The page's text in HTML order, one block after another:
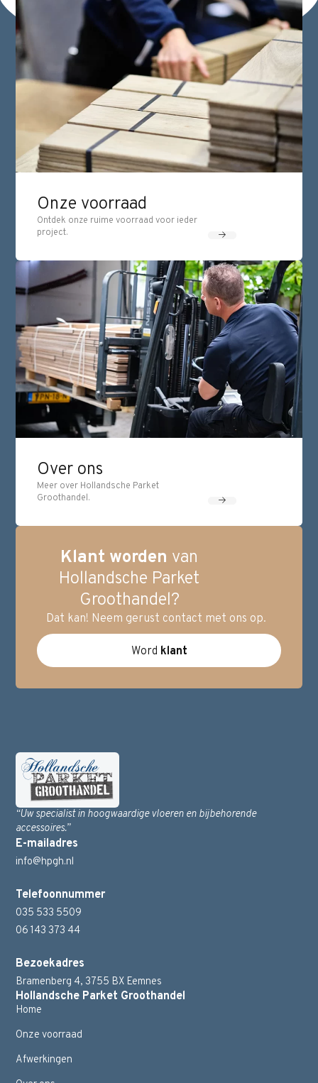
Onze voorraad
Ontdek onze ruime voorraad voor ieder
project.
Over ons
Meer over Hollandsche Parket
Groothandel.
Klant worden van
Hollandsche Parket
Groothandel?
Dat kan! Neem gerust contact met ons op.
Word klant
“Uw specialist in hoogwaardige vloeren en bijbehorende
accessoires.”
E-mailadres
info@hpgh.nl
Telefoonnummer
035 533 5509
06 143 373 44
Bezoekadres
Bramenberg 4, 3755 BX Eemnes
Hollandsche Parket Groothandel
Home
Onze voorraad
Afwerkingen